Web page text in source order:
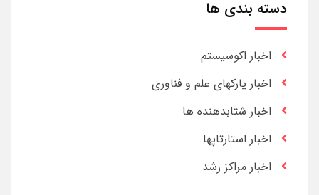
دسته بندی ها
اخبار اکوسیستم
اخبار پارکهای علم و فناوری
اخبار شتابدهنده ها
اخبار استارتاپها
اخبار مراکز رشد